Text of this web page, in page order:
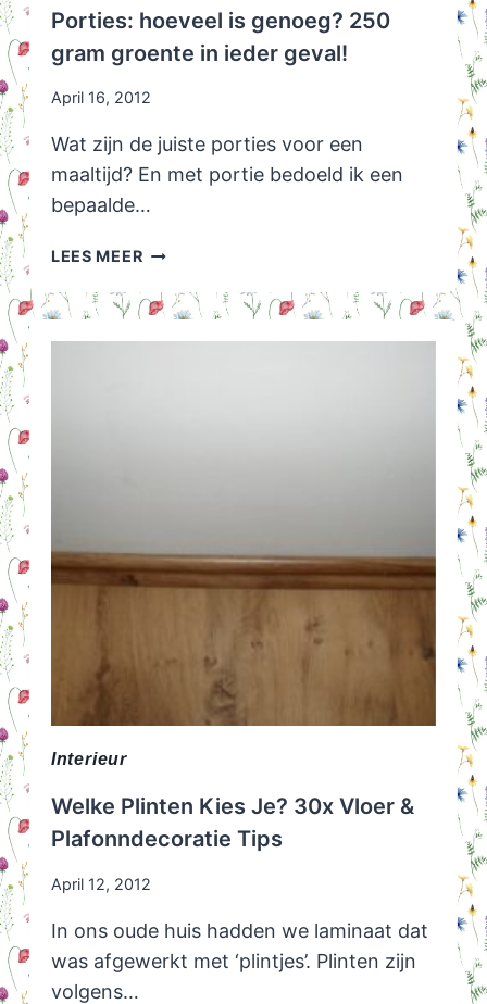
Porties: hoeveel is genoeg? 250
gram groente in ieder geval!
April 16, 2012
Wat zijn de juiste porties voor een
maaltijd? En met portie bedoeld ik een
bepaalde…
LEES MEERPORTIES:
IS
Interieur
Welke Plinten Kies Je? 30x Vloer &
Plafonndecoratie Tips
April 12, 2012
In ons oude huis hadden we laminaat dat
was afgewerkt met ‘plintjes’. Plinten zijn
volgens…